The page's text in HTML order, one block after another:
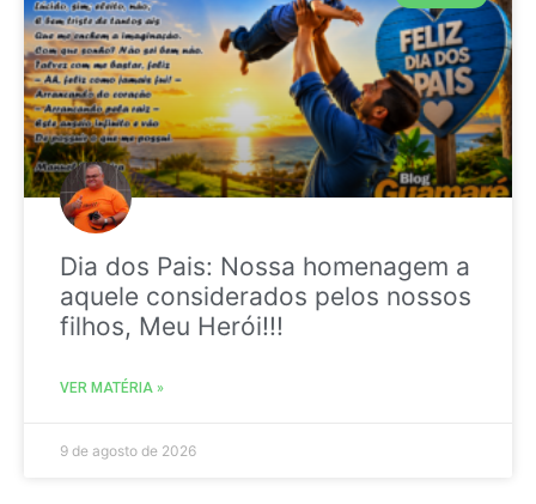
Dia dos Pais: Nossa homenagem a
aquele considerados pelos nossos
filhos, Meu Herói!!!
VER MATÉRIA »
9 de agosto de 2026